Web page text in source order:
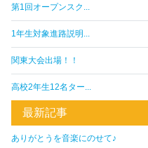
第1回オープンスク...
1年生対象進路説明...
関東大会出場！！
高校2年生12名ター...
最新記事
ありがとうを音楽にのせて♪